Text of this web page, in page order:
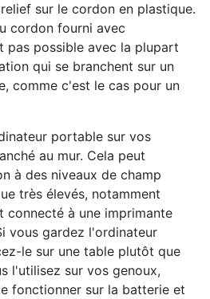
sur le cordon en plastique.
cordon fourni avec
pas possible avec la plupart
qui se branchent sur un
comme c'est le cas pour un
portable sur vos
au mur. Cela peut
à des niveaux de champ
très élevés, notamment
connecté à une imprimante
vous gardez l'ordinateur
le sur une table plutôt que
l'utilisez sur vos genoux,
fonctionner sur la batterie et